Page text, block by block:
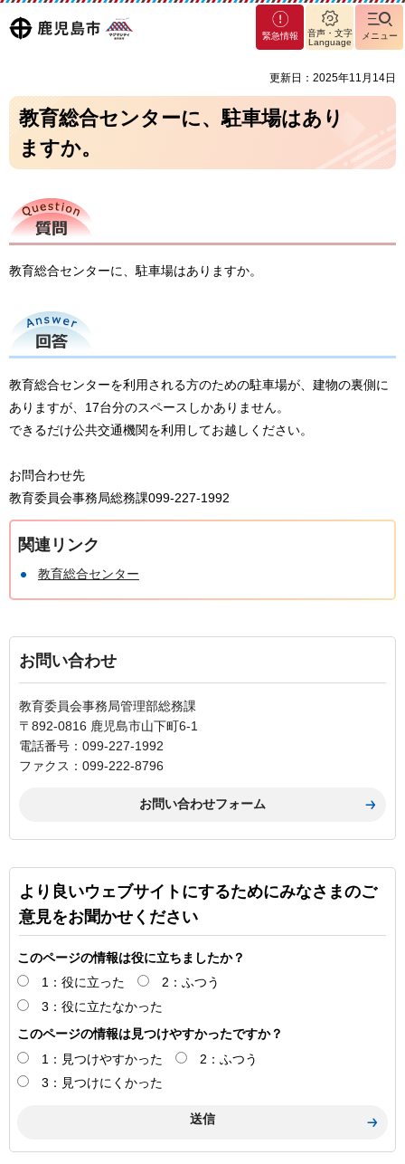
鹿児島
マグ
マシ
緊急情報
音声・文字
Language
メニュー
更新日：2025年11月14日
教育総合センターに、駐車場はあり
ますか。
質問
教育総合センターに、駐車場はありますか。
回答
教育総合センターを利用される方のための駐車場が、建物の裏側に
ありますが、17台分のスペースしかありません。
できるだけ公共交通機関を利用してお越しください。
お問合わせ先
教育委員会事務局総務課099-227-1992
関連リンク
教育総合センター
お問い合わせ
教育委員会事務局管理部総務課
〒892-0816 鹿児島市山下町6-1
電話番号：099-227-1992
ファクス：099-222-8796
より良いウェブサイトにするためにみなさまのご
意見をお聞かせください
このページの情報は役に立ちましたか？
1：役に立った
2：ふつう
3：役に立たなかった
このページの情報は見つけやすかったですか？
1：見つけやすかった
2：ふつう
3：見つけにくかった